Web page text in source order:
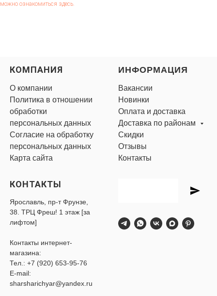
мож­но оз­на­комить­ся здесь.
КОМПАНИЯ
О компании
Политика в отношении
обработки
персональных данных
Согласие на обработку
персональных данных
Карта сайта
ИНФОРМАЦИЯ
Вакансии
Новинки
Оплата и доставка
Доставка по районам
Скидки
Отзывы
Контакты
КОНТАКТЫ
Ярославль, пр-т Фрунзе,
38. ТРЦ Фреш! 1 этаж [за
лифтом]
Контакты интернет-
магазина:
Тел.: +7 (920) 653-95-76
E-mail:
sharsharichyar@yandex.ru